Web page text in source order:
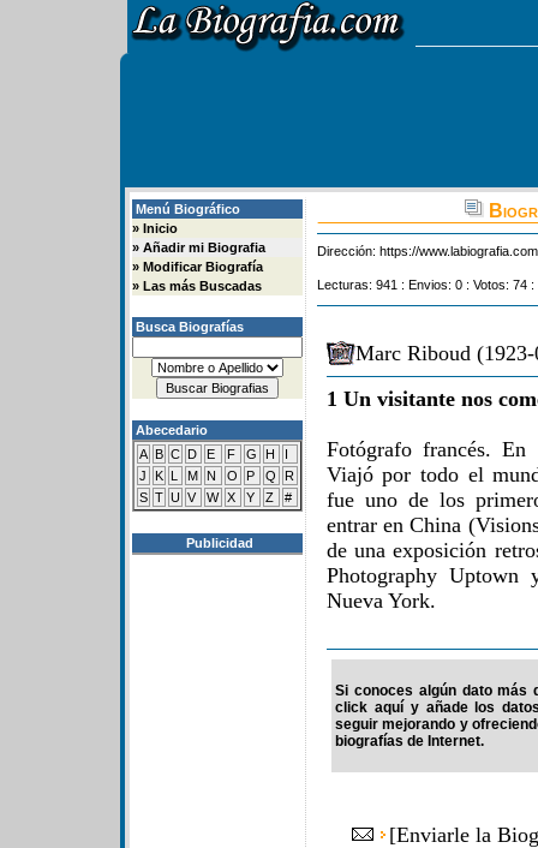
Menú Biográfico
» Inicio
» Añadir mi Biografia
» Modificar Biografía
» Las más Buscadas
Busca Biografías
Abecedario
A B C D E F G H
I
J
K L M N O P Q
R
S T U V W X Y Z #
Publicidad
Dirección: https://
Lecturas: 941 : Envios: 0 : Votos: 74
Marc Riboud
1 Un visitante nos
Fotógrafo francés.
Viajó por todo el
fue uno de los
entrar en China
de una exposición
Photography
Nueva York.
Si conoces algún dato más
click aquí y añade los
seguir mejorando y
biografías de Internet.
[Enviarle la